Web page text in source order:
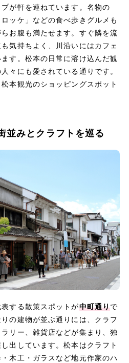
が軒を連ねています。名物の
ッケ」などの食べ歩きグルメも
お腹も満たせます。すぐ隣を流
気持ちよく、川沿いにはカフェ
す。松本の日常に溶け込んだ観
々にも愛されている通りです。
本観光のショッピングスポット
並みとクラフトを巡る
する散策スポットが中町通りで
の建物が並ぶ通りには、クラフ
リー、雑貨店などが集まり、独
出しています。松本はクラフト
木工・ガラスなど地元作家のハ